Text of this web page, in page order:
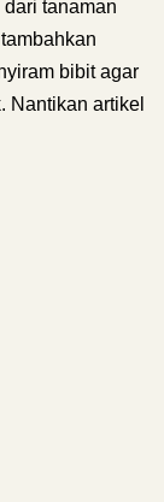
tanaman
bibit agar
Nantikan artikel